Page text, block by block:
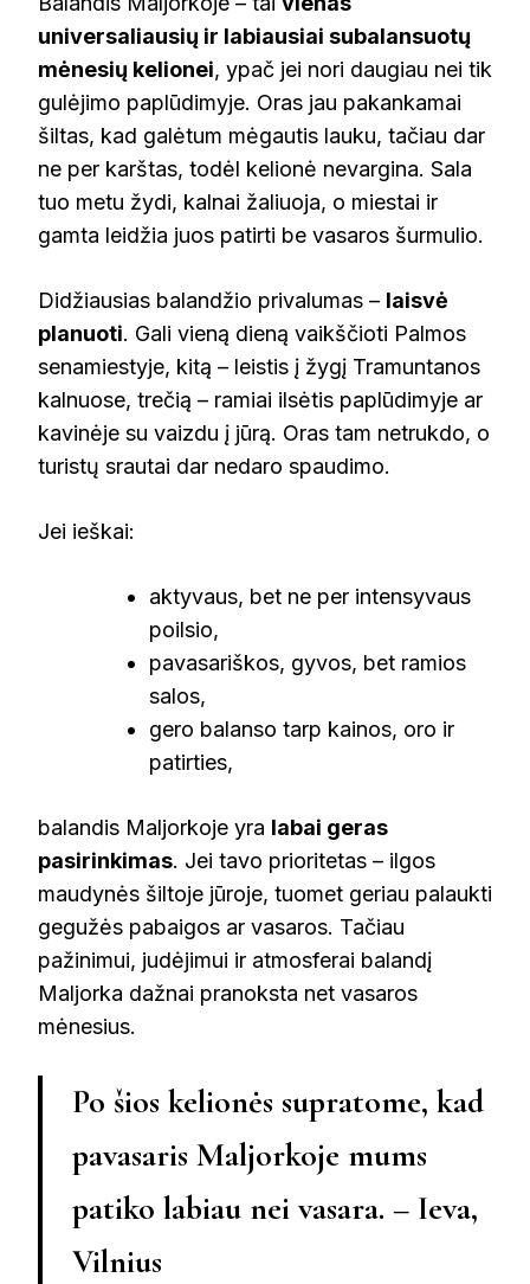
universaliausių ir labiausiai subalansuotų
mėnesių kelionei, ypač jei nori daugiau nei tik
gulėjimo paplūdimyje. Oras jau pakankamai
šiltas, kad galėtum mėgautis lauku, tačiau dar
ne per karštas, todėl kelionė nevargina. Sala
tuo metu žydi, kalnai žaliuoja, o miestai ir
gamta leidžia juos patirti be vasaros šurmulio.
Didžiausias balandžio privalumas – laisvė
planuoti. Gali vieną dieną vaikščioti Palmos
senamiestyje, kitą – leistis į žygį Tramuntanos
kalnuose, trečią – ramiai ilsėtis paplūdimyje ar
kavinėje su vaizdu į jūrą. Oras tam netrukdo, o
turistų srautai dar nedaro spaudimo.
Jei ieškai:
aktyvaus, bet ne per intensyvaus
poilsio,
pavasariškos, gyvos, bet ramios
salos,
gero balanso tarp kainos, oro ir
patirties,
balandis Maljorkoje yra labai geras
pasirinkimas. Jei tavo prioritetas – ilgos
maudynės šiltoje jūroje, tuomet geriau palaukti
gegužės pabaigos ar vasaros. Tačiau
pažinimui, judėjimui ir atmosferai balandį
Maljorka dažnai pranoksta net vasaros
mėnesius.
Po šios kelionės supratome, kad
pavasaris Maljorkoje mums
patiko labiau nei vasara. – Ieva,
Vilnius